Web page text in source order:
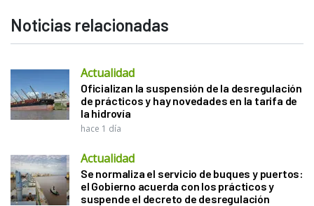
Noticias relacionadas
Actualidad
Oficializan la suspensión de la desregulación
de prácticos y hay novedades en la tarifa de
la hidrovía
hace 1 día
Actualidad
Se normaliza el servicio de buques y puertos:
el Gobierno acuerda con los prácticos y
suspende el decreto de desregulación